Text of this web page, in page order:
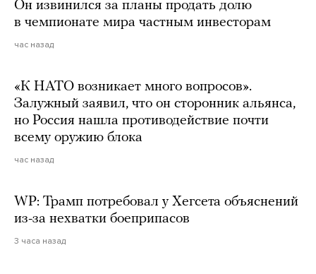
Он извинился за планы продать долю
в чемпионате мира частным инвесторам
час назад
«К НАТО возникает много вопросов».
Залужный заявил, что он сторонник альянса,
но Россия нашла противодействие почти
всему оружию блока
час назад
WP: Трамп потребовал у Хегсета объяснений
из-за нехватки боеприпасов
3 часа назад